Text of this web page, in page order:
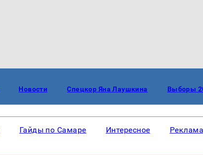
Новости Спецкор Яна Лаушкина Выборы
Гайды по Самаре Интересное